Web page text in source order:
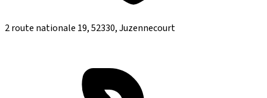
2 route nationale 19, 52330, Juzennecourt